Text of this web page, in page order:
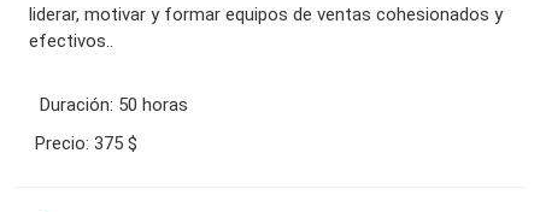
liderar, motivar y formar equipos de ventas cohesionados y
efectivos..
Duración: 50 horas
Precio: 375 $